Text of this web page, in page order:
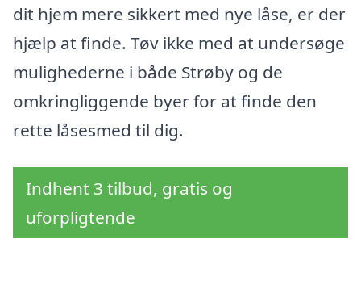
dit hjem mere sikkert med nye låse, er der
hjælp at finde. Tøv ikke med at undersøge
mulighederne i både Strøby og de
omkringliggende byer for at finde den
rette låsesmed til dig.
Indhent 3 tilbud, gratis og
uforpligtende